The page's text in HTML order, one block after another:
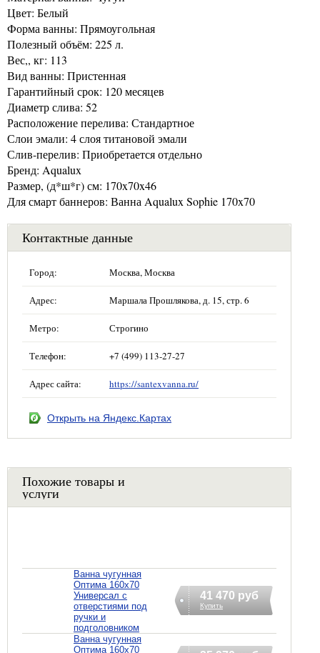
Цвет: Белый
Форма ванны: Прямоугольная
Полезный объём: 225 л.
Вес,, кг: 113
Вид ванны: Пристенная
Гарантийный срок: 120 месяцев
Диаметр слива: 52
Расположение перелива: Стандартное
Слои эмали: 4 слоя титановой эмали
Слив-перелив: Приобретается отдельно
Бренд: Aqualux
Размер, (д*ш*г) см: 170x70x46
Для смарт баннеров: Ванна Aqualux Sophie 170x70
Контактные данные
Город: Москва, Москва
Адрес: Маршала Прошлякова, д. 15, стр. 6
Метро: Строгино
Телефон: +7 (499) 113-27-27
Адрес сайта: https://santexvanna.ru/
Открыть на Яндекс.Картах
Похожие товары и
услуги
Ванна чугунная
Оптима 160х70
Универсал с
отверстиями под
ручки и
подголовником
41 470 руб
Купить
Ванна чугунная
Оптима 160х70